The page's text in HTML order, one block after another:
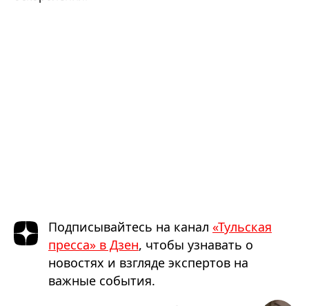
Подписывайтесь на канал «Тульская
пресса» в Дзен, чтобы узнавать о
новостях и взгляде экспертов на
важные события.